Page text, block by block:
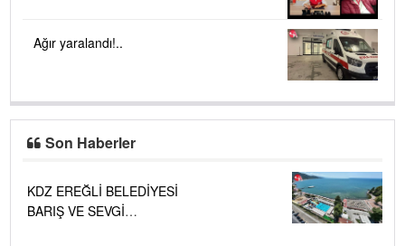
Ağır yaralandı!..
Son Haberler
KDZ EREĞLİ BELEDİYESİ
BARIŞ VE SEVGİ